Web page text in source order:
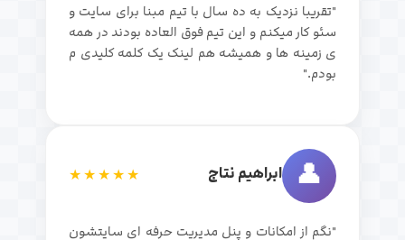
"تقریبا نزدیک به ده سال با تیم مبنا برای سایت و
سئو کار میکنم و این تیم فوق العاده بودند در همه
ی زمینه ها و همیشه هم لینک یک کلمه کلیدی م
بودم."
👤 ابراهیم نتاج ★★★★★
"نگم از امکانات و پنل مدیریت حرفه ای سایتشون